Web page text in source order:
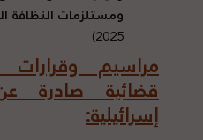
ومستلزمات النظافة
2025)
مراسيم
قضائية صادرة
إسرائيلية: